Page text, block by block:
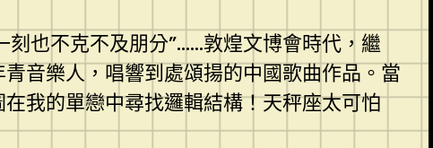
刻也不克不及朋分”……敦煌文博會時代，繼
音樂人，唱響到處頌揚的中國歌曲作品。當
我的單戀中尋找邏輯結構！天秤座太可怕